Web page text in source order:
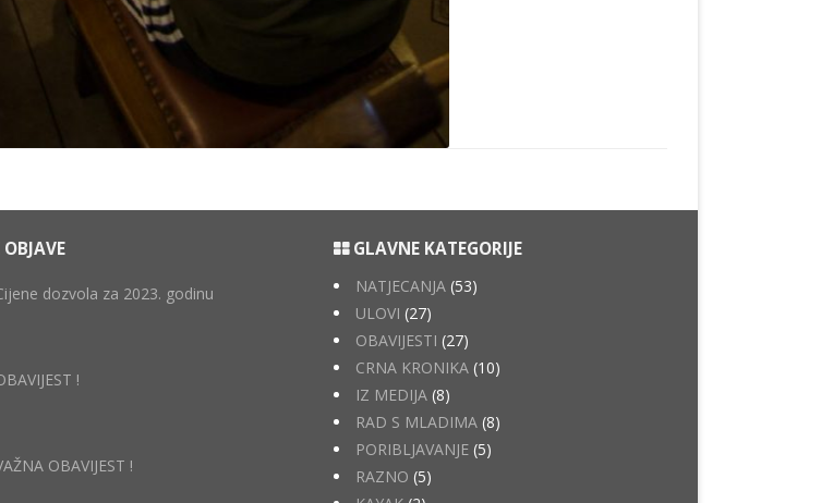
dozvola za 2023. godinu
!
OBAVIJEST !
GLAVNE KATEGORIJE
NATJECANJA(53)
ULOVI (27)
OBAVIJESTI (27)
CRNA KRONIKA(10)
IZ MEDIJA(8)
RAD S MLADIMA(8)
PORIBLJAVANJE(5)
RAZNO (5)